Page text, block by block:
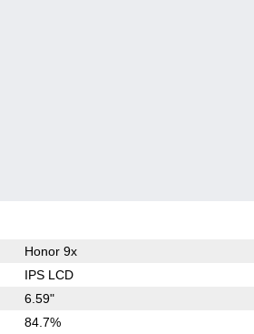
Honor 9x
IPS LCD
6.59"
84.7%